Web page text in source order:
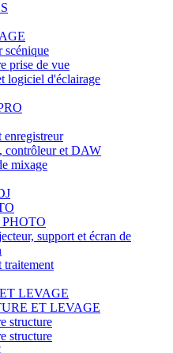
scénique
prise de vue
logiciel d'éclairage
enregistreur
contrôleur et DAW
mixage
support et écran de
traitement
LEVAGE
ET LEVAGE
structure
structure